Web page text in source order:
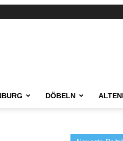
DÖBELN